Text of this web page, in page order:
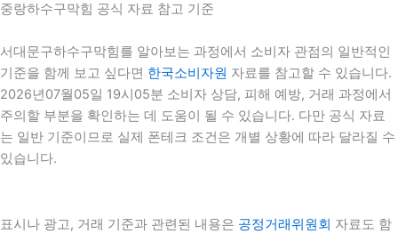
중랑하수구막힘 공식 자료 참고 기준
서대문구하수구막힘를 알아보는 과정에서 소비자 관점의 일반적인
기준을 함께 보고 싶다면 한국소비자원 자료를 참고할 수 있습니다.
2026년07월05일 19시05분 소비자 상담, 피해 예방, 거래 과정에서
주의할 부분을 확인하는 데 도움이 될 수 있습니다. 다만 공식 자료
는 일반 기준이므로 실제 폰테크 조건은 개별 상황에 따라 달라질 수
있습니다.
표시나 광고, 거래 기준과 관련된 내용은 공정거래위원회 자료도 함